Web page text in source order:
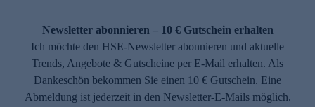
Newsletter abonnieren – 10 € Gutschein erhalten
Ich möchte den HSE-Newsletter abonnieren und aktuelle
Trends, Angebote & Gutscheine per E-Mail erhalten. Als
Dankeschön bekommen Sie einen 10 € Gutschein. Eine
Abmeldung ist jederzeit in den Newsletter-E-Mails möglich.